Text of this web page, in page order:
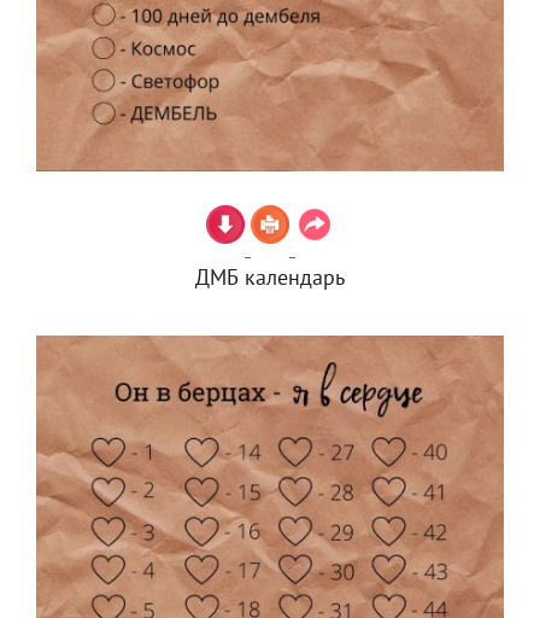
ДМБ календарь